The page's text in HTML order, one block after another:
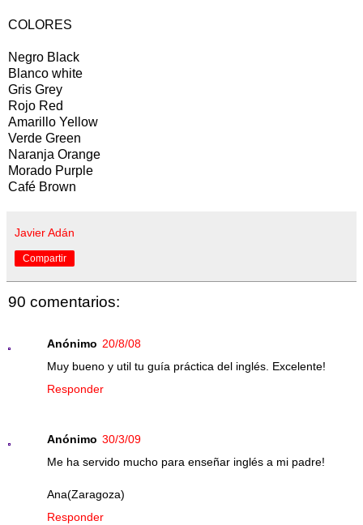
COLORES
Negro Black
Blanco white
Gris Grey
Rojo Red
Amarillo Yellow
Verde Green
Naranja Orange
Morado Purple
Café Brown
Javier Adán
Compartir
90 comentarios:
Anónimo 20/8/08
Muy bueno y util tu guía práctica del inglés. Excelente!
Responder
Anónimo 30/3/09
Me ha servido mucho para enseñar inglés a mi padre!
Ana(Zaragoza)
Responder